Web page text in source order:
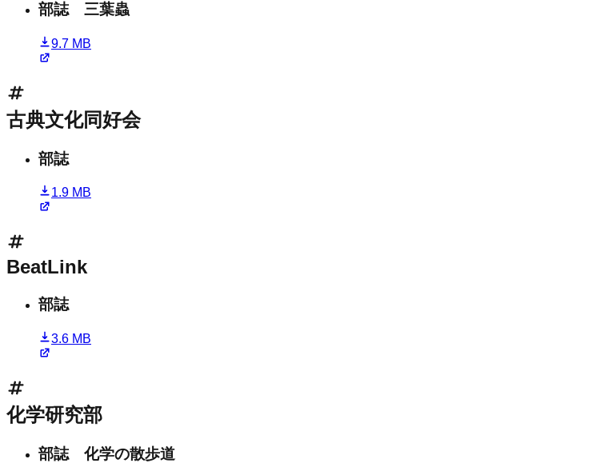
部誌 三葉蟲
9.7 MB
古典文化同好会
部誌
1.9 MB
BeatLink
部誌
3.6 MB
化学研究部
部誌 化学の散歩道